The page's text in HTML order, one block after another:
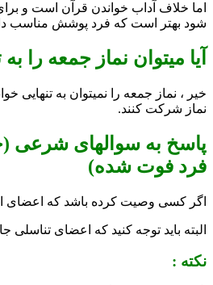
اما خلاف آداب خواندن قرآن است و
شود بهتر است که فرد پوشش مناسب
آیا میتوان نماز جمعه را
خیر ، نماز جمعه را نمیتوان به تنهایی
نماز شرکت کنند.
پاسخ به سوالهای شرعی
فرد فوت شده)
اگر کسی وصیت کرده باشد که اعضای او
البته باید توجه کنید که اعضای تناسلی
نکته :